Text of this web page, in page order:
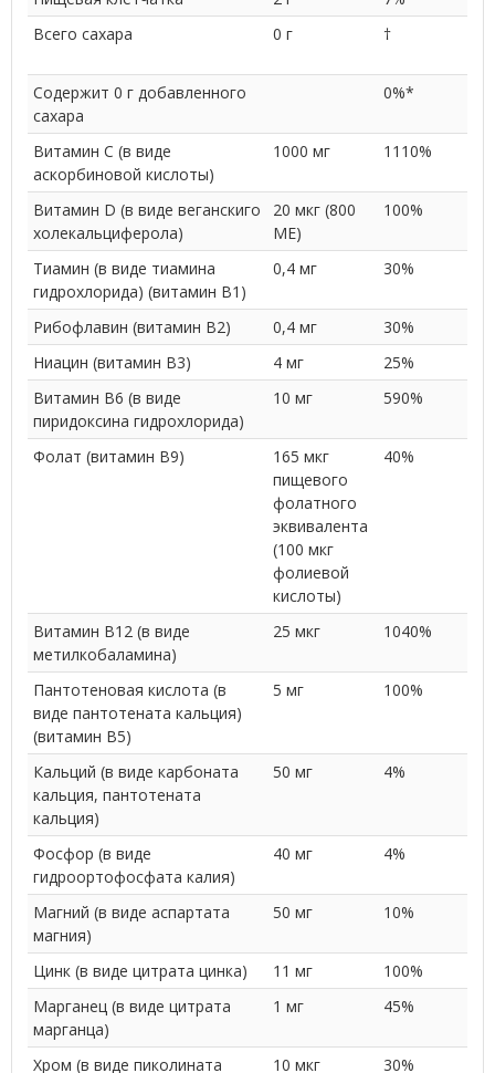
Всего сахара
0 г †
Содержит 0 г добавленного
сахара
0%*
Витамин C (в виде
аскорбиновой кислоты)
1000 мг 1110%
Витамин D (в виде веганскиго
холекальциферола)
20 мкг (800
МЕ)
100%
Тиамин (в виде тиамина
гидрохлорида) (витамин B1)
0,4 мг 30%
Рибофлавин (витамин B2) 0,4 мг
30%
Ниацин (витамин B3)
4 мг
25%
Витамин В6 (в виде
пиридоксина гидрохлорида)
10 мг 590%
Фолат (витамин B9)
165 мкг
пищевого
фолатного
эквивалента
(100 мкг
фолиевой
кислоты)
40%
Витамин B12 (в виде
метилкобаламина)
25 мкг 1040%
Пантотеновая кислота (в
виде пантотената кальция)
(витамин B5)
5 мг 100%
Кальций (в виде карбоната
кальция, пантотената
кальция)
50 мг 4%
Фосфор (в виде
гидроортофосфата калия)
40 мг 4%
Магний (в виде аспартата
магния)
50 мг 10%
Цинк (в виде цитрата цинка) 11 мг
100%
Марганец (в виде цитрата
марганца)
1 мг 45%
Хром (в виде пиколината
10 мкг 30%